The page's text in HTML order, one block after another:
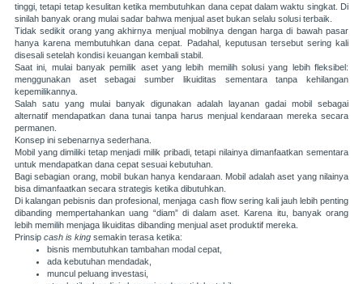
tinggi, tetapi tetap kesulitan ketika membutuhkan dana cepat dalam waktu singkat. Di
sinilah banyak orang mulai sadar bahwa menjual aset bukan selalu solusi terbaik.
Tidak sedikit orang yang akhirnya menjual mobilnya dengan harga di bawah pasar
hanya karena membutuhkan dana cepat. Padahal, keputusan tersebut sering kali
disesali setelah kondisi keuangan kembali stabil.
Saat ini, mulai banyak pemilik aset yang lebih memilih solusi yang lebih fleksibel:
menggunakan aset sebagai sumber likuiditas sementara tanpa kehilangan
kepemilikannya.
Salah satu yang mulai banyak digunakan adalah layanan gadai mobil sebagai
alternatif mendapatkan dana tunai tanpa harus menjual kendaraan mereka secara
permanen.
Konsep ini sebenarnya sederhana.
Mobil yang dimiliki tetap menjadi milik pribadi, tetapi nilainya dimanfaatkan sementara
untuk mendapatkan dana cepat sesuai kebutuhan.
Bagi sebagian orang, mobil bukan hanya kendaraan. Mobil adalah aset yang nilainya
bisa dimanfaatkan secara strategis ketika dibutuhkan.
Di kalangan pebisnis dan profesional, menjaga cash flow sering kali jauh lebih penting
dibanding mempertahankan uang “diam” di dalam aset. Karena itu, banyak orang
lebih memilih menjaga likuiditas dibanding menjual aset produktif mereka.
Prinsip cash is king semakin terasa ketika:
bisnis membutuhkan tambahan modal cepat,
ada kebutuhan mendadak,
muncul peluang investasi,